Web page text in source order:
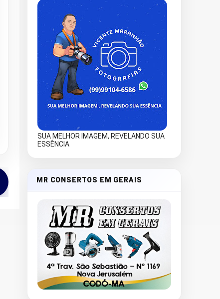
SUA MELHOR IMAGEM, REVELANDO SUA
ESSÊNCIA
MR CONSERTOS EM GERAIS